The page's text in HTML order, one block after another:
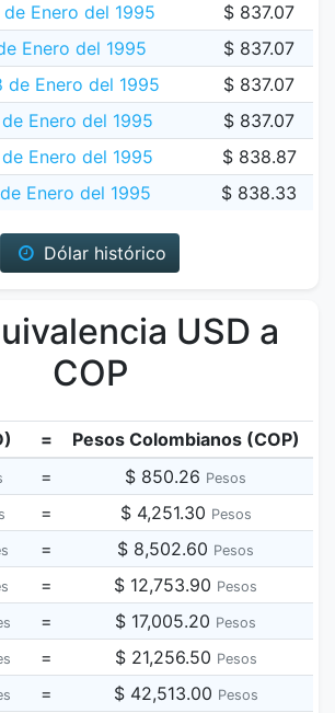
Enero del 1995
$ 837.07
Enero del 1995
$ 837.07
de Enero del 1995
$ 837.07
Enero del 1995
$ 837.07
Enero del 1995
$ 838.87
Enero del 1995
$ 838.33
Dólar histórico
USD a
COP
=
Pesos Colombianos (COP)
= $ 850.26 Pesos
= $ 4,251.30 Pesos
= $ 8,502.60 Pesos
= $ 12,753.90 Pesos
= $ 17,005.20 Pesos
= $ 21,256.50 Pesos
= $ 42,513.00 Pesos